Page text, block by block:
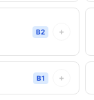
B2 +
B1 +